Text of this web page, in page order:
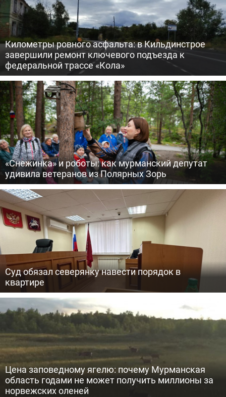
Километры ровного асфальта: в Кильдинстрое
завершили ремонт ключевого подъезда к
федеральной трассе «Кола»
«Снежинка» и роботы: как мурманский депутат
удивила ветеранов из Полярных Зорь
Суд обязал северянку навести порядок в
квартире
Цена заповедному ягелю: почему Мурманская
область годами не может получить миллионы за
норвежских оленей